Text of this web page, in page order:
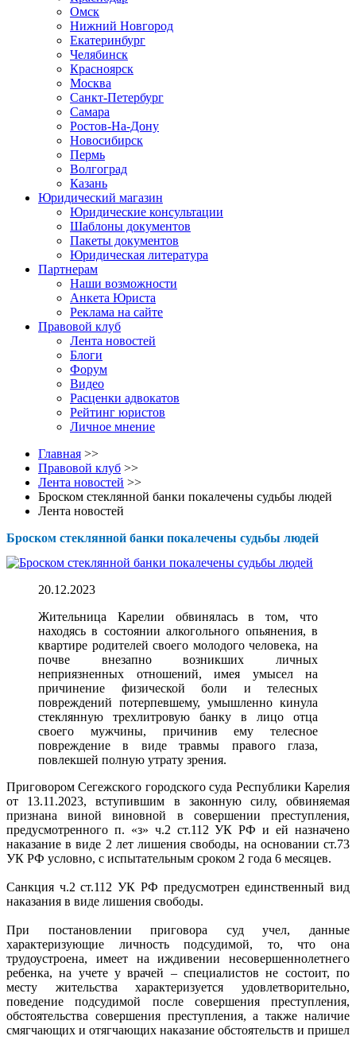
Омск
Нижний Новгород
Екатеринбург
Челябинск
Красноярск
Москва
Санкт-Петербург
Самара
Ростов-На-Дону
Новосибирск
Пермь
Волгоград
Казань
Юридический магазин
Юридические консультации
Шаблоны документов
Пакеты документов
Юридическая литература
Партнерам
Наши возможности
Анкета Юриста
Реклама на сайте
Правовой клуб
Лента новостей
Блоги
Форум
Видео
Расценки адвокатов
Рейтинг юристов
Личное мнение
Главная >>
Правовой клуб >>
Лента новостей >>
Броском стеклянной банки покалечены судьбы людей
Лента новостей
Броском стеклянной банки покалечены судьбы людей
20.12.2023
Жительница Карелии обвинялась в том, что
находясь в состоянии алкогольного опьянения, в
квартире родителей своего молодого человека, на
почве внезапно возникших личных
неприязненных отношений, имея умысел на
причинение физической боли и телесных
повреждений потерпевшему, умышленно кинула
стеклянную трехлитровую банку в лицо отца
своего мужчины, причинив ему телесное
повреждение в виде травмы правого глаза,
повлекшей полную утрату зрения.
Приговором Сегежского городского суда Республики Карелия
от 13.11.2023, вступившим в законную силу, обвиняемая
признана виной виновной в совершении преступления,
предусмотренного п. «з» ч.2 ст.112 УК РФ и ей назначено
наказание в виде 2 лет лишения свободы, на основании ст.73
УК РФ условно, с испытательным сроком 2 года 6 месяцев.
Санкция ч.2 ст.112 УК РФ предусмотрен единственный вид
наказания в виде лишения свободы.
При постановлении приговора суд учел, данные
характеризующие личность подсудимой, то, что она
трудоустроена, имеет на иждивении несовершеннолетнего
ребенка, на учете у врачей – специалистов не состоит, по
месту жительства характеризуется удовлетворительно,
поведение подсудимой после совершения преступления,
обстоятельства совершения преступления, а также наличие
смягчающих и отягчающих наказание обстоятельств и пришел